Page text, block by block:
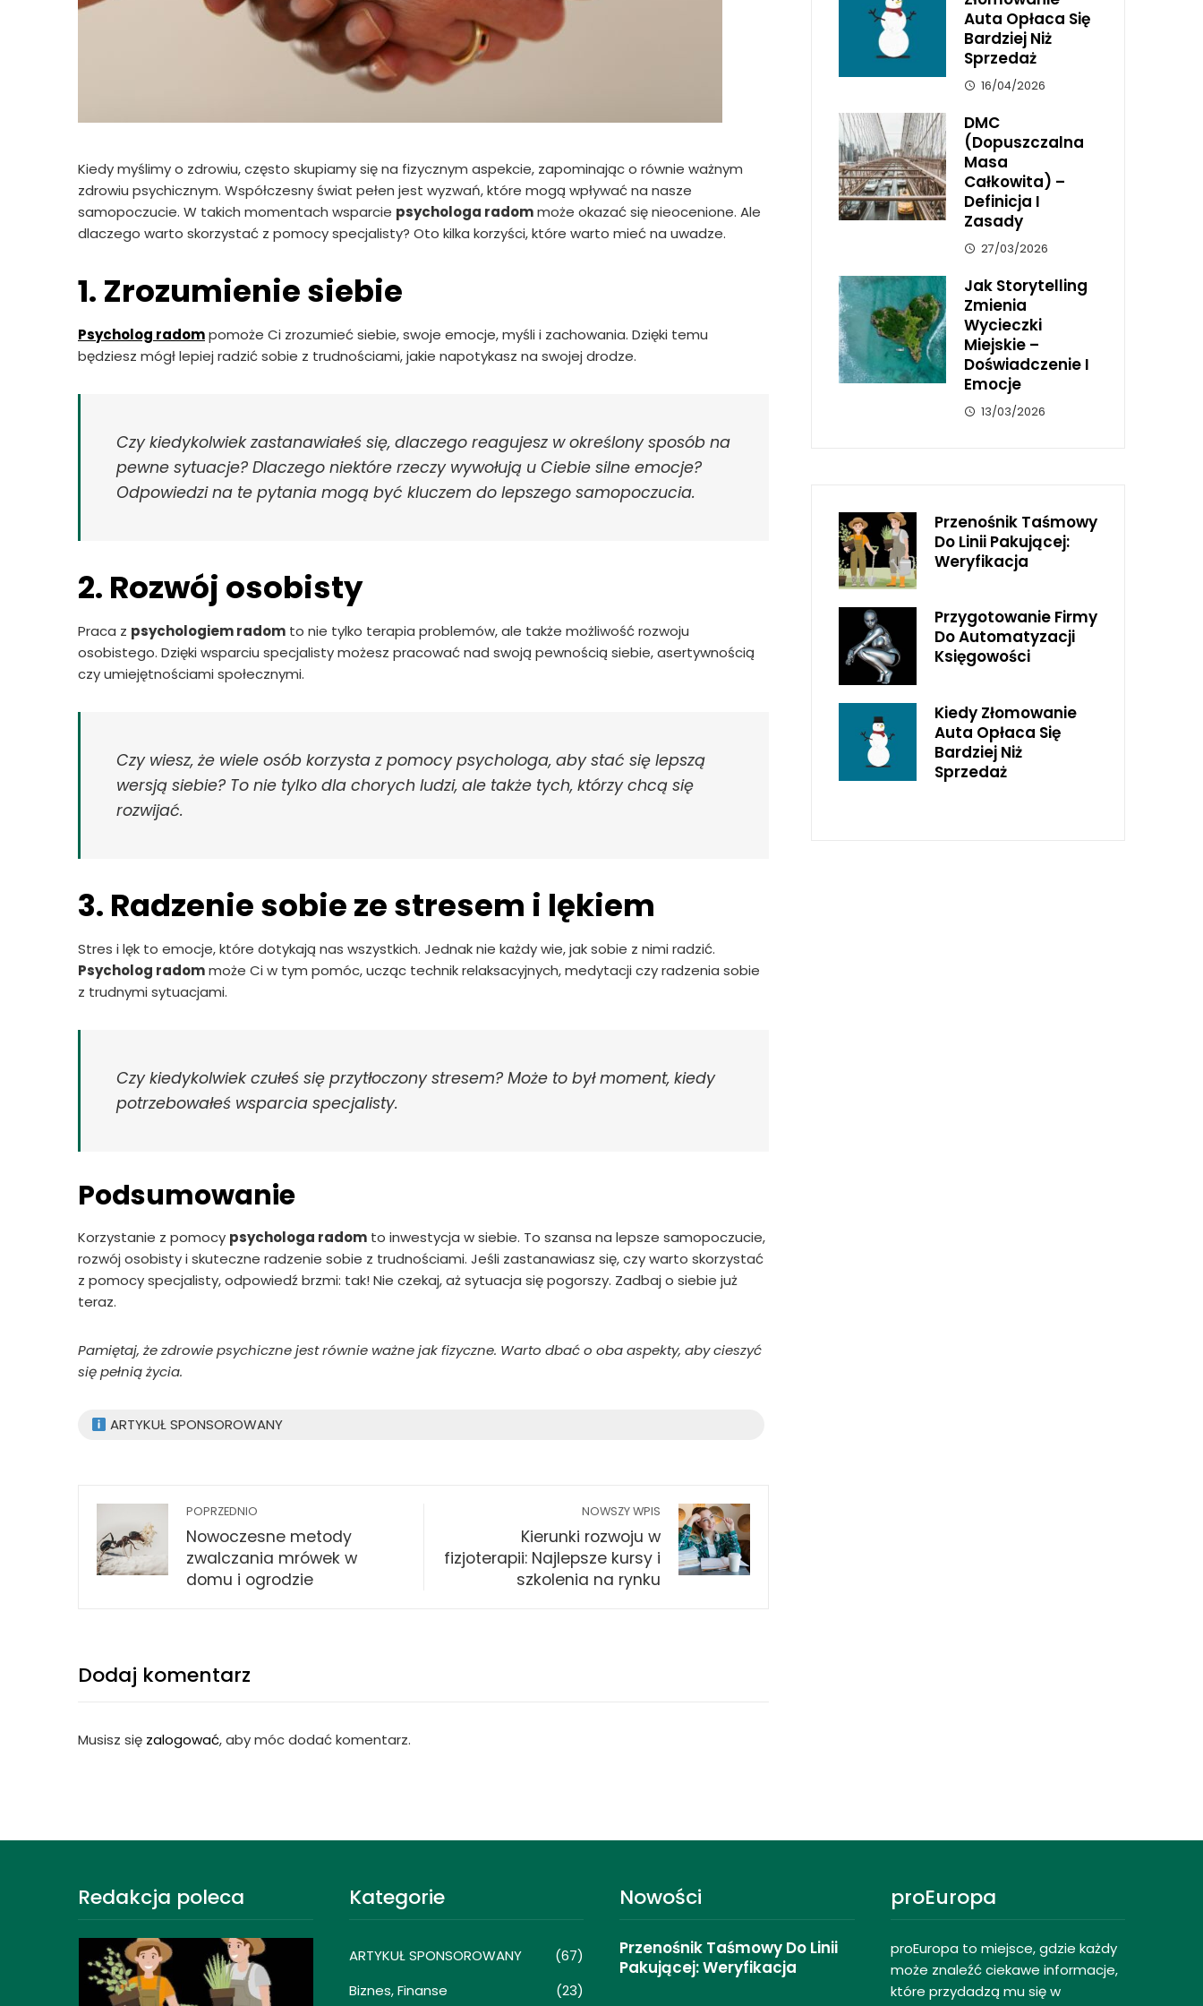
Kiedy myślimy o zdrowiu, często skupiamy się na fizycznym aspekcie, zapominając o równie ważnym
zdrowiu psychicznym. Współczesny świat pełen jest wyzwań, które mogą wpływać na nasze
samopoczucie. W takich momentach wsparcie psychologa radommoże okazać się nieocenione. Ale
dlaczego warto skorzystać z pomocy specjalisty? Oto kilka korzyści, które warto mieć na uwadze.
1. Zrozumienie siebie
Psycholog radompomoże Ci zrozumieć siebie, swoje emocje, myśli i zachowania. Dzięki temu
będziesz mógł lepiej radzić sobie z trudnościami, jakie napotykasz na swojej drodze.
Czy kiedykolwiek zastanawiałeś się, dlaczego reagujesz w określony sposób na
pewne sytuacje? Dlaczego niektóre rzeczy wywołują u Ciebie silne emocje?
Odpowiedzi na te pytania mogą być kluczem do lepszego samopoczucia.
2. Rozwój osobisty
Praca z psychologiem radom to nie tylko terapia problemów, ale także możliwość rozwoju
osobistego. Dzięki wsparciu specjalisty możesz pracować nad swoją pewnością siebie, asertywnością
czy umiejętnościami społecznymi.
Czy wiesz, że wiele osób korzysta z pomocy psychologa, aby stać się lepszą
wersją siebie? To nie tylko dla chorych ludzi, ale także tych, którzy chcą się
rozwijać.
3. Radzenie sobie ze stresem i lękiem
Stres i lęk to emocje, które dotykają nas wszystkich. Jednak nie każdy wie, jak sobie z nimi radzić.
Psycholog radommoże Ci w tym pomóc, ucząc technik relaksacyjnych, medytacji czy radzenia sobie
z trudnymi sytuacjami.
Czy kiedykolwiek czułeś się przytłoczony stresem? Może to był moment, kiedy
potrzebowałeś wsparcia specjalisty.
Podsumowanie
Korzystanie z pomocy psychologa radom to inwestycja w siebie. To szansa na lepsze samopoczucie,
rozwój osobisty i skuteczne radzenie sobie z trudnościami. Jeśli zastanawiasz się, czy warto skorzystać
z pomocy specjalisty, odpowiedź brzmi: tak! Nie czekaj, aż sytuacja się pogorszy. Zadbaj o siebie już
teraz.
Pamiętaj, że zdrowie psychiczne jest równie ważne jak fizyczne. Warto dbać o oba aspekty, aby cieszyć
się pełnią życia.
ARTYKUŁ SPONSOROWANY
POPRZEDNIO
Nowoczesne metody
zwalczania mrówek w
domu i ogrodzie
NOWSZY WPIS
Kierunki rozwoju w
fizjoterapii: Najlepsze kursy i
szkolenia na rynku
Dodaj komentarz
Musisz się zalogować, aby móc dodać komentarz.
Auta Opłaca Się
Bardziej Niż
Sprzedaż
16/04/2026
DMC
(dopuszczalna
Masa
Całkowita) –
Definicja I
Zasady
27/03/2026
Jak Storytelling
Zmienia
Wycieczki
Miejskie –
Doświadczenie I
Emocje
13/03/2026
Przenośnik Taśmowy
Do Linii Pakującej:
Weryfikacja
Przygotowanie Firmy
Do Automatyzacji
Księgowości
Kiedy Złomowanie
Auta Opłaca Się
Bardziej Niż
Sprzedaż
Redakcja poleca Kategorie
ARTYKUŁ SPONSOROWANY
(67)
Biznes, Finanse
(23)
Nowości
Przenośnik Taśmowy Do Linii
Pakującej: Weryfikacja
proEuropa
proEuropa to miejsce, gdzie każdy
może znaleźć ciekawe informacje,
które przydadzą mu się w